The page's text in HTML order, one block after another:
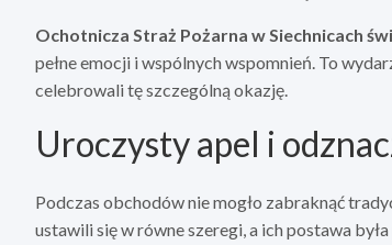
Ochotnicza Straż Pożarna w Siechnicach
pełne emocji i wspólnych wspomnień. To
celebrowali tę szczególną okazję.
Uroczysty apel i
Podczas obchodów nie mogło zabraknąć
ustawili się w równe szeregi, a ich postawa